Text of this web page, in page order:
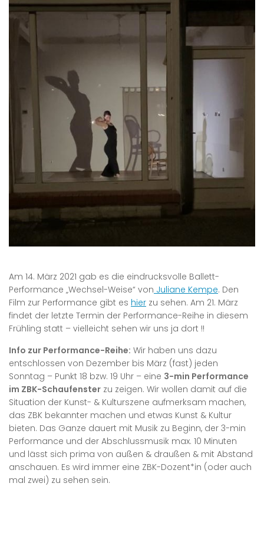
Am 14. März 2021 gab es die eindrucksvolle Ballett-
Performance „Wechsel-Weise“ von Juliane Kempe. Den
Film zur Performance gibt es hier zu sehen. Am 21. März
findet der letzte Termin der Performance-Reihe in diesem
Frühling statt – vielleicht sehen wir uns ja dort !!
Info zur Performance-Reihe: Wir haben uns dazu
entschlossen von Dezember bis März (fast) jeden
Sonntag – Punkt 18 bzw. 19 Uhr – eine 3-min Performance
im ZBK-Schaufenster zu zeigen. Wir wollen damit auf die
Situation der Kunst- & Kulturszene aufmerksam machen,
das ZBK bekannter machen und etwas Kunst & Kultur
bieten. Das Ganze dauert mit Musik zu Beginn, der 3-min
Performance und der Abschlussmusik max. 10 Minuten
und lässt sich prima von außen & draußen & mit Abstand
anschauen. Es wird immer eine ZBK-Dozent*in (oder auch
mal zwei) zu sehen sein.